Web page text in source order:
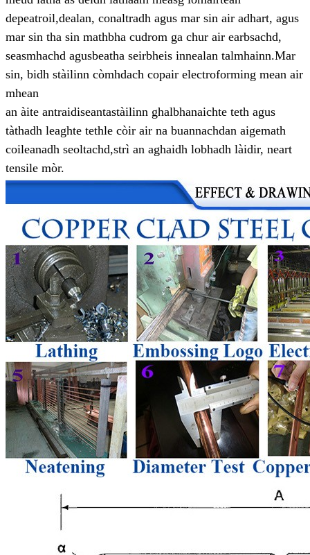
depeatroil,dealan, conaltradh agus mar sin air adhart, agus
mar sin tha sin mathbha cudrom ga chur air earbsachd,
seasmhachd agusbeatha seirbheis innealan talmhainn.Mar
sin, bidh stàilinn còmhdach copair electroforming mean air
mhean
an àite antraidiseantastàilinn ghalbhanaichte teth agus
tàthadh leaghte tethle còir air na buannachdan aigemath
coileanadh seoltachd,strì an aghaidh lobhadh làidir, neart
tensile mòr.